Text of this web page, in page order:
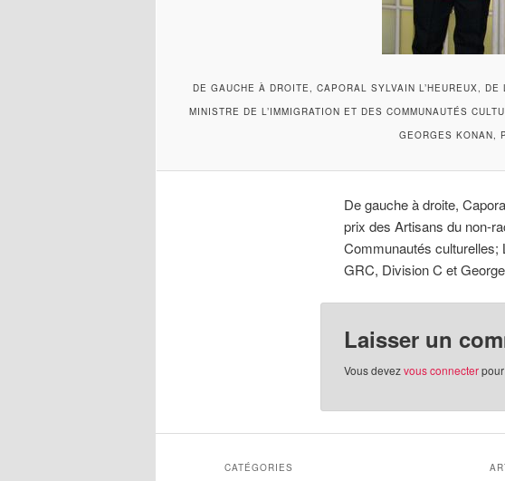
DE GAUCHE À DROITE, CAPORAL SYLVAIN L’HEUREUX,
MINISTRE DE L’IMMIGRATION ET DES COMMUNAUTÉS
GEORGES KONAN,
De gauche à droite,
prix des Artisans du non-
Communautés culturelles;
GRC, Division C et
Laisser un
Vous devezvous connecterpour
CATÉGORIES